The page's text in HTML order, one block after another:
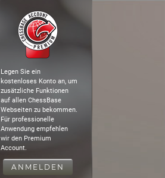
Legen Sie ein
kostenloses Konto an, um
zusätzliche Funktionen
auf allen ChessBase
Webseiten zu bekommen.
Für professionelle
Anwendung empfehlen
wir den Premium
Account.
ANMELDEN